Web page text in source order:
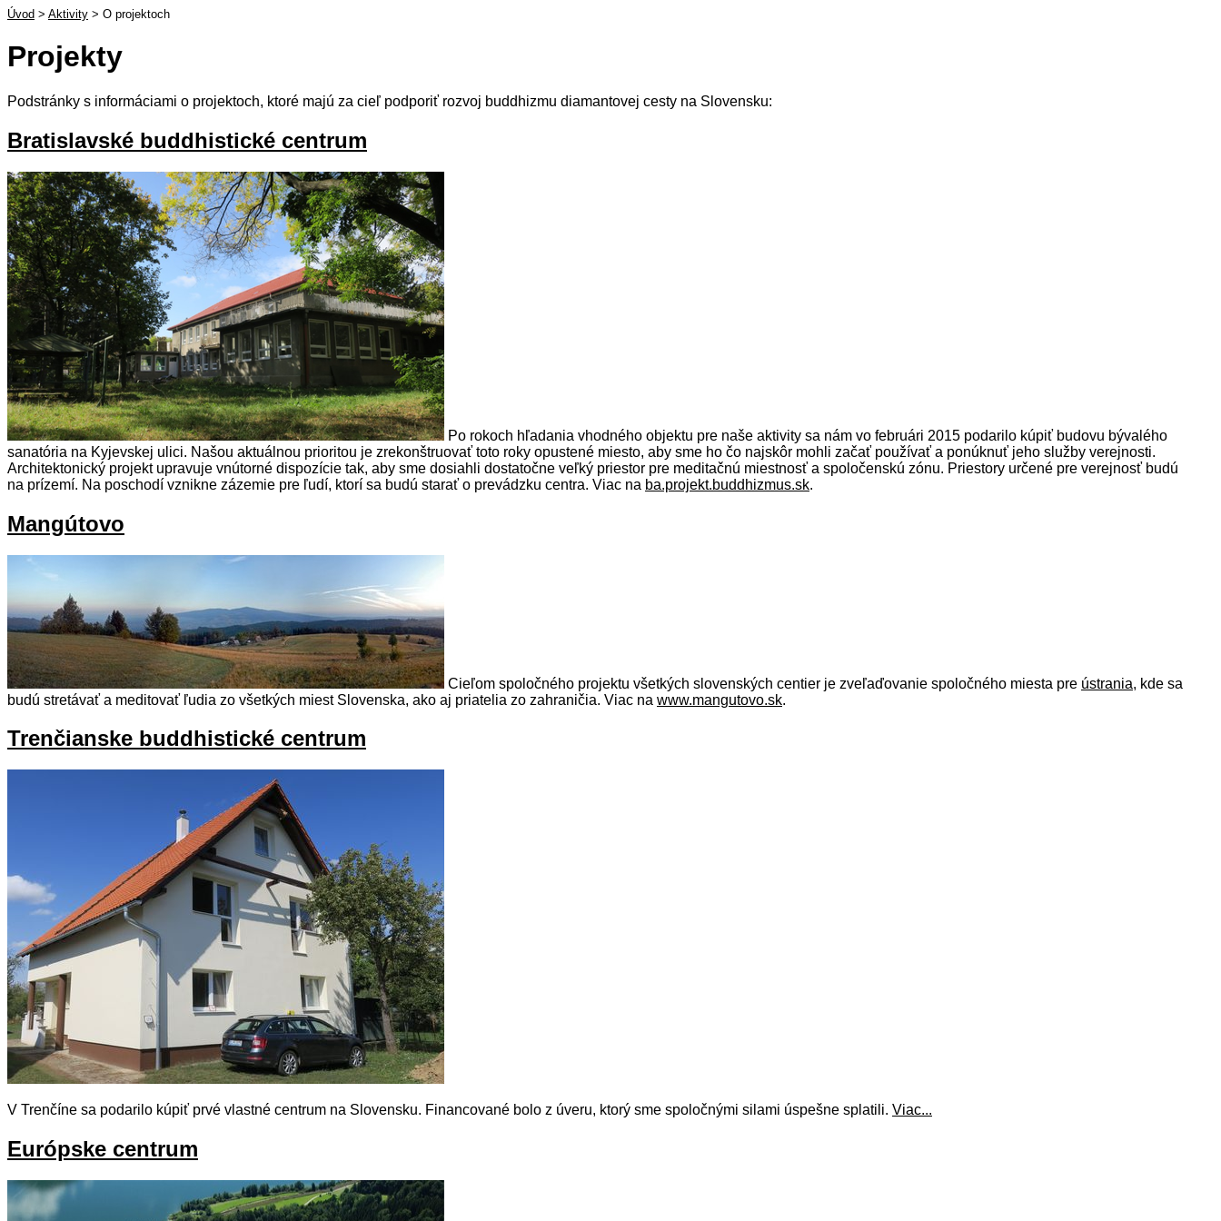
Úvod > Aktivity > O projektoch
Projekty
Podstránky s informáciami o projektoch, ktoré majú za cieľ podporiť rozvoj buddhizmu diamantovej cesty na Slovensku:
Bratislavské buddhistické centrum
Po rokoch hľadania vhodného objektu pre naše aktivity sa nám vo februári 2015 podarilo kúpiť budovu bývalého
sanatória na Kyjevskej ulici. Našou aktuálnou prioritou je zrekonštruovať toto roky opustené miesto, aby sme ho čo najskôr mohli začať používať a ponúknuť jeho služby verejnosti.
Architektonický projekt upravuje vnútorné dispozície tak, aby sme dosiahli dostatočne veľký priestor pre meditačnú miestnosť a spoločenskú zónu. Priestory určené pre verejnosť budú
na prízemí. Na poschodí vznikne zázemie pre ľudí, ktorí sa budú starať o prevádzku centra. Viac na ba.projekt.buddhizmus.sk.
Mangútovo
Cieľom spoločného projektu všetkých slovenských centier je zveľaďovanie spoločného miesta pre ústrania, kde sa
budú stretávať a meditovať ľudia zo všetkých miest Slovenska, ako aj priatelia zo zahraničia. Viac na www.mangutovo.sk.
Trenčianske buddhistické centrum
V Trenčíne sa podarilo kúpiť prvé vlastné centrum na Slovensku. Financované bolo z úveru, ktorý sme spoločnými silami úspešne splatili. Viac...
Európske centrum